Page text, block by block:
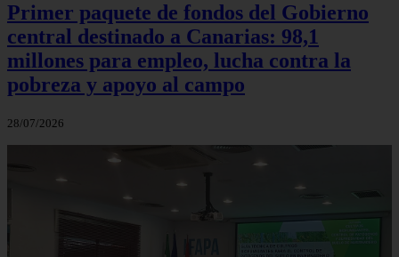
Primer paquete de fondos del Gobierno
central destinado a Canarias: 98,1
millones para empleo, lucha contra la
pobreza y apoyo al campo
28/07/2026